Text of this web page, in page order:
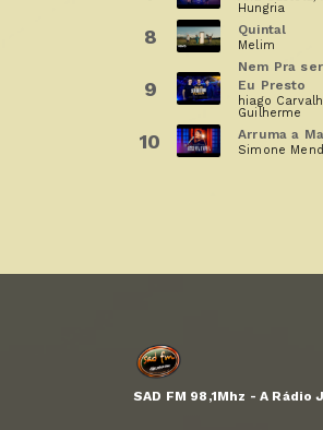
Hungria
8 Quintal
Melim
9
Nem Pra
Eu Presto
hiago
Guilherme
10 Arruma a
Simone
SAD FM 98,1Mhz - A Rádio